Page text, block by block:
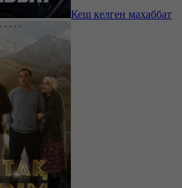
Кеш келген махаббат